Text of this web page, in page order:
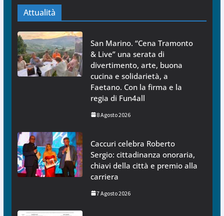
Attualità
San Marino. “Cena Tramonto
& Live” una serata di
divertimento, arte, buona
cucina e solidarietà, a
Faetano. Con la firma e la
regia di Fun4all
8 Agosto 2026
Caccuri celebra Roberto
Sergio: cittadinanza onoraria,
chiavi della città e premio alla
carriera
7 Agosto 2026